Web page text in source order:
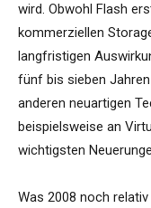
wird. Obwohl Flash
kommerziellen
langfristigen
fünf bis sieben
anderen neuartigen
beispielsweise an
wichtigsten
Was 2008 noch